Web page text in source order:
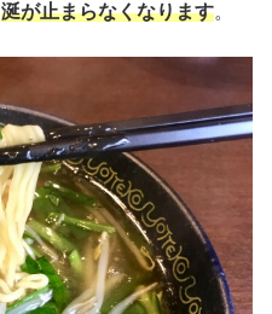
涎が止まらなくなります。